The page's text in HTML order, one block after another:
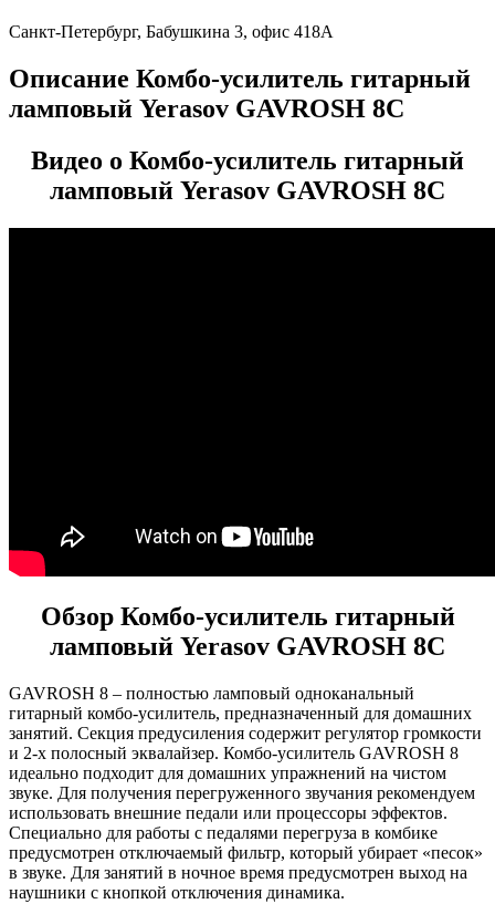
Санкт-Петербург, Бабушкина 3, офис 418А
Описание Комбо-усилитель гитарный
ламповый Yerasov GAVROSH 8C
Видео о Комбо-усилитель гитарный
ламповый Yerasov GAVROSH 8C
Обзор Комбо-усилитель гитарный
ламповый Yerasov GAVROSH 8C
GAVROSH 8 – полностью ламповый одноканальный
гитарный комбо-усилитель, предназначенный для домашних
занятий. Секция предусиления содержит регулятор громкости
и 2-х полосный эквалайзер. Комбо-усилитель GAVROSH 8
идеально подходит для домашних упражнений на чистом
звуке. Для получения перегруженного звучания рекомендуем
использовать внешние педали или процессоры эффектов.
Специально для работы с педалями перегруза в комбике
предусмотрен отключаемый фильтр, который убирает «песок»
в звуке. Для занятий в ночное время предусмотрен выход на
наушники с кнопкой отключения динамика.